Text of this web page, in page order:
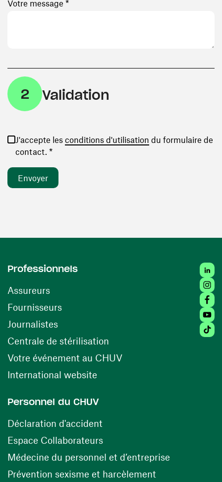
Votre message *
2 Validation
J'accepte les conditions d'utilisation (ouvre une
du formulaire de
contact. *
Professionnels
Assureurs
Fournisseurs(ouvre une nouvelle fenêtre)
Journalistes
Centrale de stérilisation (ouvre une nouvelle
Votre événement au CHUV(ouvre une nouvelle
International website
Personnel du CHUV
Déclaration d'accident
Espace Collaborateurs(ouvre une nouvelle fenêtre)
Médecine du personnel et d’entreprise
Prévention sexisme et harcèlement